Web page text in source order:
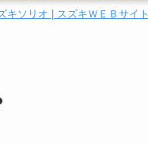
キソリオ | スズキＷＥＢサイト